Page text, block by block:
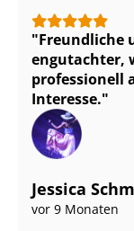
Freundliche
en­gut­ach­ter,
professionell
Interesse.
Jessica
vor 9 Monaten